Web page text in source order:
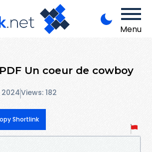
Menu
Un coeur de cowboy
Views: 182
Shortlink